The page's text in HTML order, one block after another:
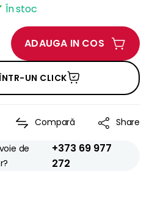
În stoc
ADAUGA IN COS
UN CLICK
Compară Share
de
+373 69 977
272